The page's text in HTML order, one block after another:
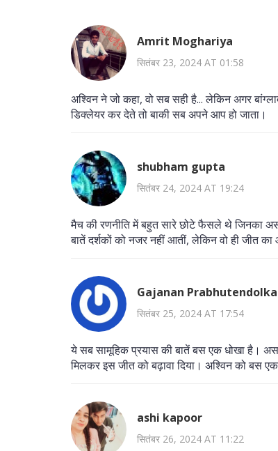
Amrit Moghariya
सितंबर 23, 2024 AT 01:58
अश्विन ने जो कहा, वो सब सही है... लेकिन अगर
डिक्लेयर कर देते तो बाकी सब अपने आप हो जाता।
shubham gupta
सितंबर 24, 2024 AT 19:24
मैच की रणनीति में बहुत सारे छोटे फैसले थे जिनका
बातें दर्शकों को नजर नहीं आतीं, लेकिन वो ही जीत का
Gajanan
सितंबर 25, 2024 AT 17:54
ये सब सामूहिक प्रयास की बातें बस एक धोखा है।
मिलकर इस जीत को बढ़ावा दिया। अश्विन को बस
ashi kapoor
सितंबर 26, 2024 AT 11:22